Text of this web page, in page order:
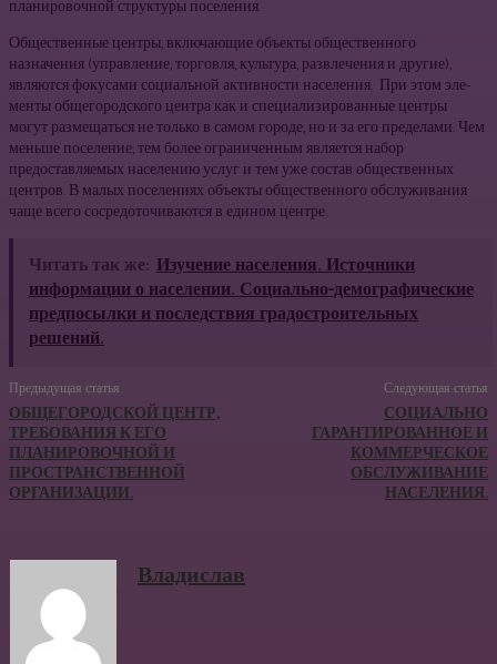
планировочной структуры поселения.
Об­щественные центры, включающие объекты обществен­ного
назначения (управление, торговля, культура, раз­влечения и другие),
являются фокусами социальной активности населения. При этом эле­
менты общегородского центра как и специализиро­ванные центры
могут размещаться не только в са­мом городе, но и за его пределами. Чем
меньше по­селение, тем более ограниченным является набор
предоставляемых населению услуг и тем уже состав общественных
центров. В малых поселениях объек­ты общественного обслуживания
чаще всего сосре­доточиваются в едином центре.
Читать так же: Изучение населения. Источники
информации о населении. Социально-демографические
предпосылки и последствия градостроительных
решений.
Предыдущая статья
ОБЩЕГОРОДСКОЙ ЦЕНТР,
ТРЕБОВАНИЯ К ЕГО
ПЛАНИРОВОЧНОЙ И
ПРОСТРАНСТВЕННОЙ
ОРГАНИЗАЦИИ.
Следующая статья
СОЦИАЛЬНО
ГАРАНТИРОВАННОЕ И
КОММЕРЧЕСКОЕ
ОБСЛУЖИВАНИЕ
НАСЕЛЕНИЯ.
Владислав